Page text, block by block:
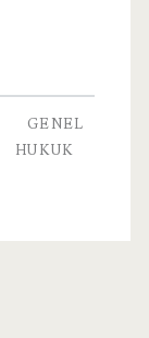
GENEL
HUKUK